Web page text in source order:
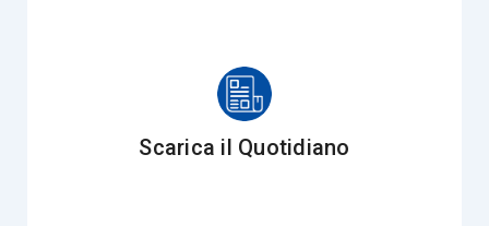
capo alla società trasformata delle perdite
maturate prima della trasformazione ad
abbattimento del proprio reddito(e non con
Scarica il Quotidiano